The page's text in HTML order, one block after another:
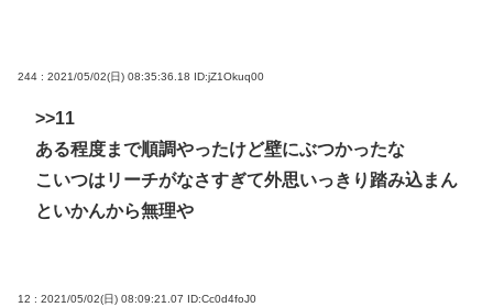
244 : 2021/05/02(日) 08:35:36.18 ID:jZ1Okuq00
>>11
ある程度まで順調やったけど壁にぶつかったな
こいつはリーチがなさすぎて外思いっきり踏み込まん
といかんから無理や
12 : 2021/05/02(日) 08:09:21.07 ID:Cc0d4foJ0